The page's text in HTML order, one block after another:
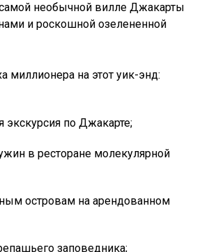
необычной вилле Джакарты
и роскошной озелененной
миллионера на этот уик-энд:
экскурсия по Джакарте;
в ресторане молекулярной
островам на арендованном
заповедника;